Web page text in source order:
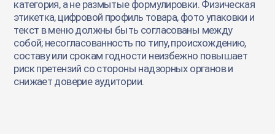
категория, а не размытые формулировки. Физическая
этикетка, цифровой профиль товара, фото упаковки и
текст в меню должны быть согласованы между
собой; несогласованность по типу, происхождению,
составу или срокам годности неизбежно повышает
риск претензий со стороны надзорных органов и
снижает доверие аудитории.